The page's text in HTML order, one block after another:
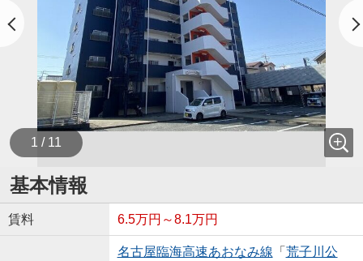
1 / 11
基本情報
賃料 6.5万円～8.1万円
名古屋臨海高速あおなみ線 「 荒子川公